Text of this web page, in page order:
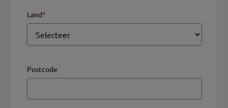
Land*
Postcode